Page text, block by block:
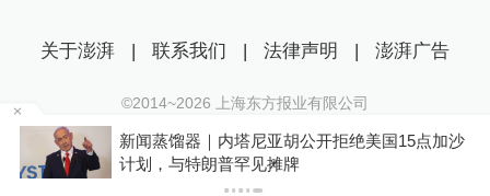
新闻蒸馏器｜内塔尼亚胡公开拒绝美国15点加沙
计划，与特朗普罕见摊牌
关于澎湃 | 联系我们 | 法律声明 | 澎湃广告
©2014~2026 上海东方报业有限公司
沪ICP证：沪B2-20170116 | 沪ICP备14003370号
互联网新闻信息服务许可证：31120170006
沪公网安备 31010602000299号